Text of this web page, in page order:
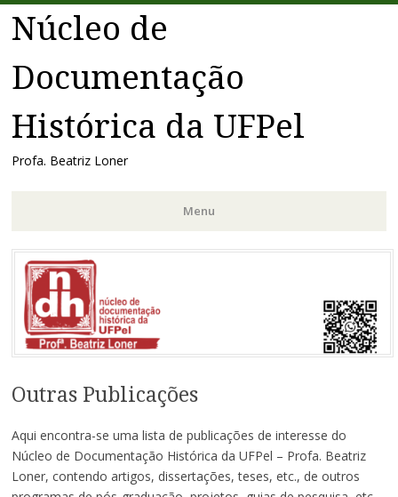
Núcleo de
Documentação
Histórica da UFPel
Profa. Beatriz Loner
Menu
Pular
para
conteúdo
Outras Publicações
Aqui encontra-se uma lista de publicações de interesse do
Núcleo de Documentação Histórica da UFPel – Profa. Beatriz
Loner, contendo artigos, dissertações, teses, etc., de outros